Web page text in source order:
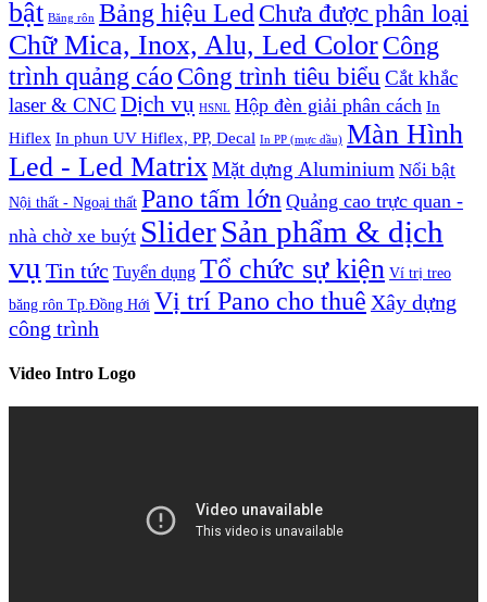
bật Băng rôn Bảng hiệu Led Chưa được phân loại
Chữ Mica, Inox, Alu, Led ColorCông
trình quảng cáo Công trình tiêu biểu Cắt khắc
laser & CNC Dịch vụ HSNL Hộp đèn giải phân cách In
Hiflex In phun UV Hiflex, PP, Decal In PP (mực dầu) Màn Hình
Led - Led MatrixMặt dựng Aluminium Nổi bật
Nội thất - Ngoại thất Pano tấm lớn Quảng cao trực quan -
nhà chờ xe buýt SliderSản phẩm & dịch
vụ Tin tức Tuyển dụng Tổ chức sự kiện Ví trị treo
băng rôn Tp.Đồng Hới Vị trí Pano cho thuê Xây dựng
công trình
Video Intro Logo